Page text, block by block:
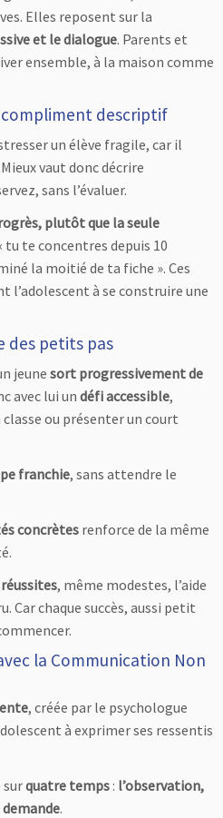
Elles reposent sur la
et le dialogue. Parents et
ensemble, à la maison comme
compliment descriptif
un élève fragile, car il
vaut donc décrire
sans l’évaluer.
plutôt que la seule
tu te concentres depuis 10
la moitié de ta fiche ». Ces
l’adolescent à se construire une
des petits pas
jeune sort progressivement de
avec lui un défi accessible,
ou présenter un court
franchie, sans attendre le
concrètes renforce de la même
, même modestes, l’aide
Car chaque succès, aussi petit
la Communication Non
, créée par le psychologue
à exprimer ses ressentis
surquatre temps : l’observation,
.